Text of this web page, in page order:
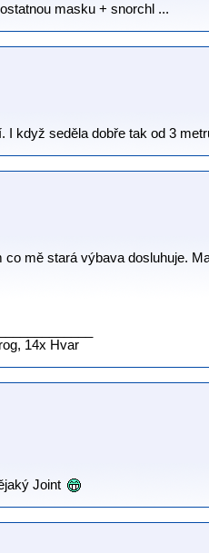
masku + snorchl ...
když seděla dobře tak od 3
mě stará výbava dosluhuje.
14x Hvar
Joint